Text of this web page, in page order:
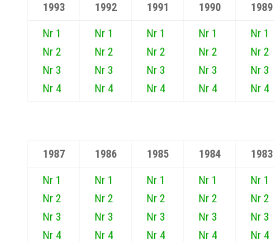
1993 1992 1991 1990 1989
Nr 1
Nr 2
Nr 3
Nr 4
Nr 1
Nr 2
Nr 3
Nr 4
Nr 1
Nr 2
Nr 3
Nr 4
Nr 1
Nr 2
Nr 3
Nr 4
Nr 1
Nr 2
Nr 3
Nr 4
1987 1986 1985 1984 1983
Nr 1
Nr 2
Nr 3
Nr 4
Nr 1
Nr 2
Nr 3
Nr 4
Nr 1
Nr 2
Nr 3
Nr 4
Nr 1
Nr 2
Nr 3
Nr 4
Nr 1
Nr 2
Nr 3
Nr 4